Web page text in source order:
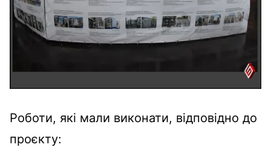
Роботи, які мали виконати, відповідно до
проєкту: